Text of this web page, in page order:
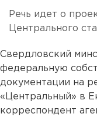
Речь идет о
Центрального
Свердловский
федеральную
документации на
«Центральный» в
корреспондент